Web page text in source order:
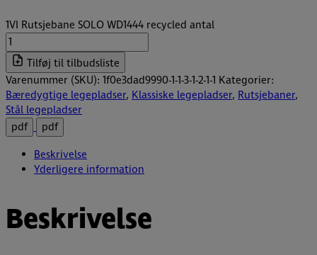
1VI Rutsjebane SOLO WD1444 recycled antal
Tilføj til tilbudsliste
Varenummer (SKU): 1f0e3dad9990-1-1-3-1-2-1-1 Kategorier:
Bæredygtige legepladser, Klassiske legepladser, Rutsjebaner,
Stål legepladser
pdf
pdf
Beskrivelse
Yderligere information
Beskrivelse